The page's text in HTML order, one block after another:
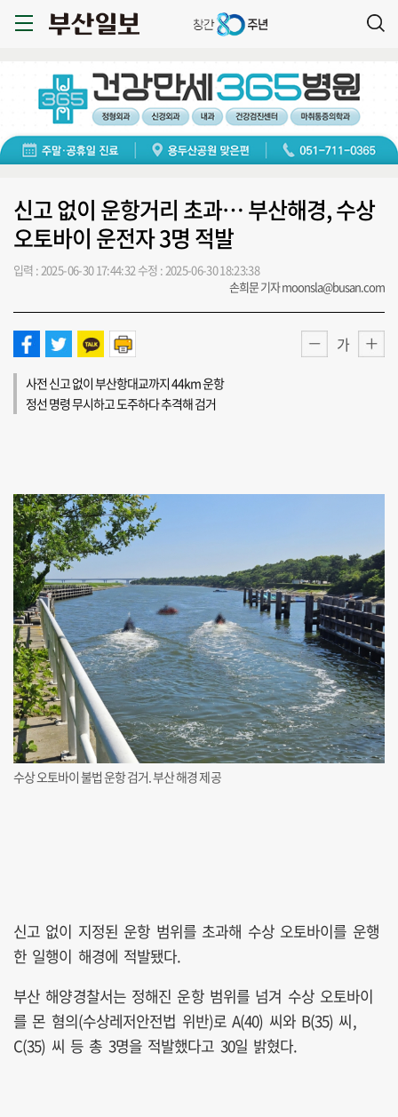
신고 없이 운항거리 초과… 부산해경, 수상
오토바이 운전자 3명 적발
입력 : 2025-06-30 17:44:32 수정 : 2025-06-30 18:23:38
손희문 기자 moonsla@busan.com
가
사전 신고 없이 부산항대교까지 44km 운항
정선 명령 무시하고 도주하다 추격해 검거
수상 오토바이 불법 운항 검거. 부산 해경 제공
신고 없이 지정된 운항 범위를 초과해 수상 오토바이를 운행
한 일행이 해경에 적발됐다.
부산 해양경찰서는 정해진 운항 범위를 넘겨 수상 오토바이
를 몬 혐의(수상레저안전법 위반)로 A(40) 씨와 B(35) 씨,
C(35) 씨 등 총 3명을 적발했다고 30일 밝혔다.